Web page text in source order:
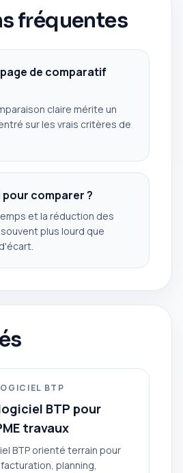
fréquentes
de comparatif
claire mérite un
sur les vrais critères de
comparer ?
et la réduction des
plus lourd que
BTP
BTP pour
travaux
BTP orienté terrain pour
planning,